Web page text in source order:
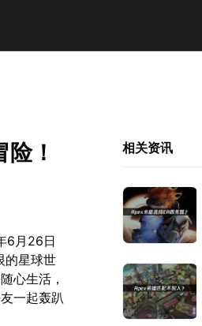
！
6月26日
的星球世
心生活，
一起轰趴
相关资讯